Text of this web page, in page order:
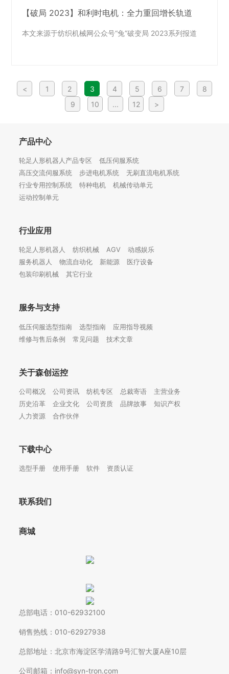
【破局 2023】和利时电机：全力重回增长轨道
本文来源于纺织机械网公众号“兔”破变局 2023系列报道
< 1 2 3 4 5 6 7
8
9
10 ... 12 >
产品中心
轮足人形机器人产品专区
低压伺服系统
高压交流伺服系统
步进电机系统
无刷直流电机系统
行业专用控制系统
特种电机
机械传动单元
运动控制单元
行业应用
轮足人形机器人 纺织机械 AGV
动感娱乐
服务机器人
物流自动化 新能源
医疗设备
包装印刷机械
其它行业
服务与支持
低压伺服选型指南 选型指南
应用指导视频
维修与售后条例
常见问题 技术文章
关于森创运控
公司概况 公司资讯 纺机专区 总裁寄语
主营业务
历史沿革
企业文化 公司资质 品牌故事
知识产权
人力资源
合作伙伴
下载中心
选型手册 使用手册 软件 资质认证
联系我们
商城
总部电话：010-62932100
销售热线：010-62927938
总部地址：北京市海淀区学清路9号汇智大厦A座10层
公司邮箱：info@syn-tron.com